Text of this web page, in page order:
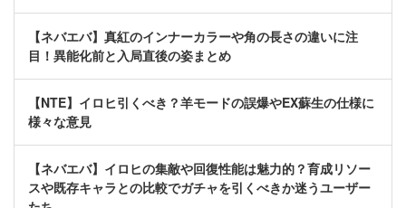
【ネバエバ】真紅のインナーカラーや角の長さの違いに注
目！異能化前と入局直後の姿まとめ
【NTE】イロヒ引くべき？羊モードの誤爆やEX蘇生の仕様に
様々な意見
【ネバエバ】イロヒの集敵や回復性能は魅力的？育成リソー
スや既存キャラとの比較でガチャを引くべきか迷うユーザー